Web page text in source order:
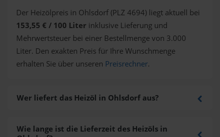
Der Heizölpreis in Ohlsdorf (PLZ 4694) liegt aktuell bei
153,55 € / 100 Liter inklusive Lieferung und
Mehrwertsteuer bei einer Bestellmenge von 3.000
Liter. Den exakten Preis für Ihre Wunschmenge
erhalten Sie über unseren Preisrechner.
Wer liefert das Heizöl in Ohlsdorf aus?
Wie lange ist die Lieferzeit des Heizöls in